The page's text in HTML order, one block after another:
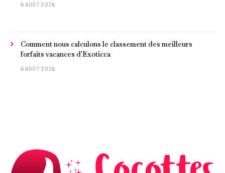
6 AOÛT 2026
Comment nous calculons le classement des meilleurs
forfaits vacances d'Exoticca
6 AOÛT 2026